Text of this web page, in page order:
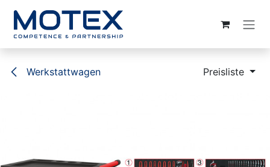
Werkstattwagen Preisliste